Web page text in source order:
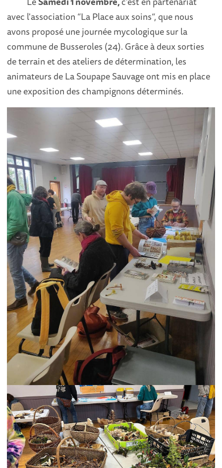
avec l'association “La Place aux soins“, que nous
avons proposé une journée mycologique sur la
commune de Busseroles (24). Grâce à deux sorties
de terrain et des ateliers de détermination, les
animateurs de La Soupape Sauvage ont mis en place
une exposition des champignons déterminés.